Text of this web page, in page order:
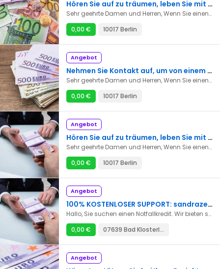
Hören Sie auf zu träumen, leben Sie mit unseren einfachen Krediten
Sehr geehrte Damen und Herren, Wenn Sie einen Kredit ohne Vorfälligkeitsentschädigung, einen Privatkredit ohne Antragsgebühren oder einen Privatkredit ohne Antragsgebühren zur Finanzierung eines Projekts benötigen, können Sie uns direkt per E-Mail kontaktieren, um unsere Dienstleistungen in Anspruch zu nehmen. E-Mail-Adresse: guzman.augustin72@gmail.com
0,00 €
10017 Berlin
Angebot
Nehmen Sie Kontakt auf, um von einem einfachen Darlehen zu profitieren
Sehr geehrte Damen und Herren, Wenn Sie einen Kredit ohne Vorfälligkeitsentschädigung, einen Privatkredit ohne Antragsgebühren oder einen Privatkredit ohne Antragsgebühren zur Finanzierung eines Projekts benötigen, können Sie uns direkt per E-Mail kontaktieren, um unsere Dienstleistungen in Anspruch zu nehmen. E-Mail-Adresse: guzman.augustin72@gmail.com
0,00 €
10017 Berlin
Angebot
Hören Sie auf zu träumen, leben Sie mit unseren einfachen Krediten
Sehr geehrte Damen und Herren, Wenn Sie einen Kredit ohne Vorfälligkeitsentschädigung, einen Privatkredit ohne Antragsgebühren oder einen Privatkredit ohne Antragsgebühren zur Finanzierung eines Projekts benötigen, können Sie uns direkt per E-Mail kontaktieren, um unsere Dienstleistungen in Anspruch zu nehmen. E-Mail-Adresse: guzman.augustin72@gmail.com
0,00 €
10017 Berlin
Angebot
100% KOSTENLOSER SUPPORT: sandrazenig10@gmail.com
Hallo, Sie suchen einen Notfallkredit. Wir bieten schnelle und zuverlässige Kredite zu niedrigen Zinsen. Unsere Konditionen sind sehr einfach und unkompliziert und 100 % garantiert. E-Mail: sandrazenig10@gmail.com
0,00 €
07639 Bad Klosterlausnitz
Angebot